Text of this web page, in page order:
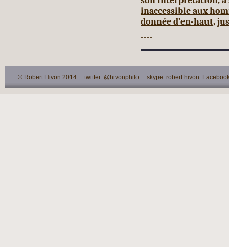
inaccessible aux
donnée d’en-haut,
----
© Robert Hivon 2014 twitter: @hivonphilo skype: robert.hivon